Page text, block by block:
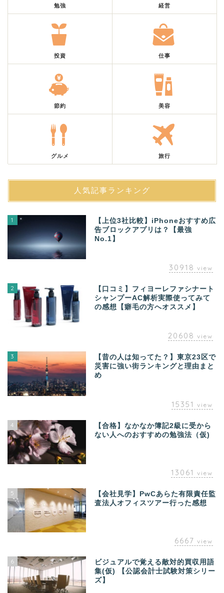
勉強 経営
投資 仕事
節約 美容
グルメ 旅行
人気記事ランキング
1
【上位3社比較】iPhoneおすすめ広
告ブロックアプリは？【最強
No.1】
30918 view
2
【口コミ】フィヨーレファシナート
シャンプーAC解析実際使ってみて
の感想【癖毛の方へオススメ】
20608 view
3
【昔の人は知ってた？】東京23区で
災害に強い街ランキングと理由まと
め
15351 view
4
【合格】なかなか簿記2級に受から
ない人へのおすすめの勉強法（仮)
13061 view
5
【会社見学】PwCあらた有限責任監
査法人オフィスツアー行った感想
6667 view
6
ビジュアルで覚える敵対的買収用語
集(仮) 【公認会計士試験対策シリー
ズ】